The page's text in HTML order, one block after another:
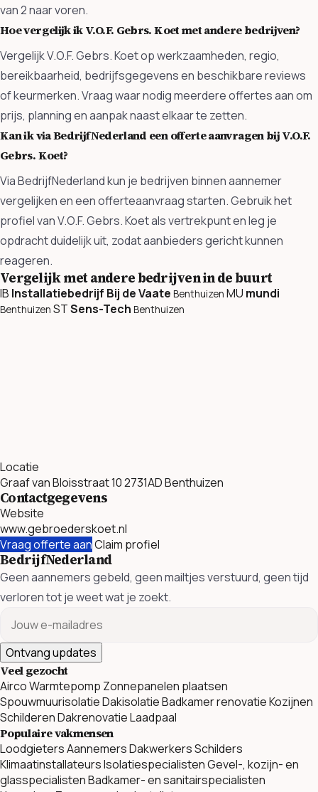
van 2 naar voren.
Hoe vergelijk ik V.O.F. Gebrs. Koet met andere bedrijven?
Vergelijk V.O.F. Gebrs. Koet op werkzaamheden, regio,
bereikbaarheid, bedrijfsgegevens en beschikbare reviews
of keurmerken. Vraag waar nodig meerdere offertes aan om
prijs, planning en aanpak naast elkaar te zetten.
Kan ik via BedrijfNederland een offerte aanvragen bij V.O.F.
Gebrs. Koet?
Via BedrijfNederland kun je bedrijven binnen aannemer
vergelijken en een offerteaanvraag starten. Gebruik het
profiel van V.O.F. Gebrs. Koet als vertrekpunt en leg je
opdracht duidelijk uit, zodat aanbieders gericht kunnen
reageren.
Vergelijk met andere bedrijven in de buurt
IB Installatiebedrijf Bij de Vaate Benthuizen MU mundi
Benthuizen STSens-Tech Benthuizen
Locatie
Graaf van Bloisstraat 10 2731AD Benthuizen
Contactgegevens
Website
www.gebroederskoet.nl
Vraag offerte aanClaim profiel
BedrijfNederland
Geen aannemers gebeld, geen mailtjes verstuurd, geen tijd
verloren tot je weet wat je zoekt.
Ontvang updates
Veel gezocht
AircoWarmtepomp Zonnepanelen plaatsen
SpouwmuurisolatieDakisolatieBadkamer renovatieKozijnen
SchilderenDakrenovatieLaadpaal
Populaire vakmensen
LoodgietersAannemersDakwerkersSchilders
KlimaatinstallateursIsolatiespecialistenGevel-, kozijn- en
glasspecialistenBadkamer- en sanitairspecialisten